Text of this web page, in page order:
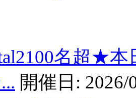
名超★本
開催日: 2026/